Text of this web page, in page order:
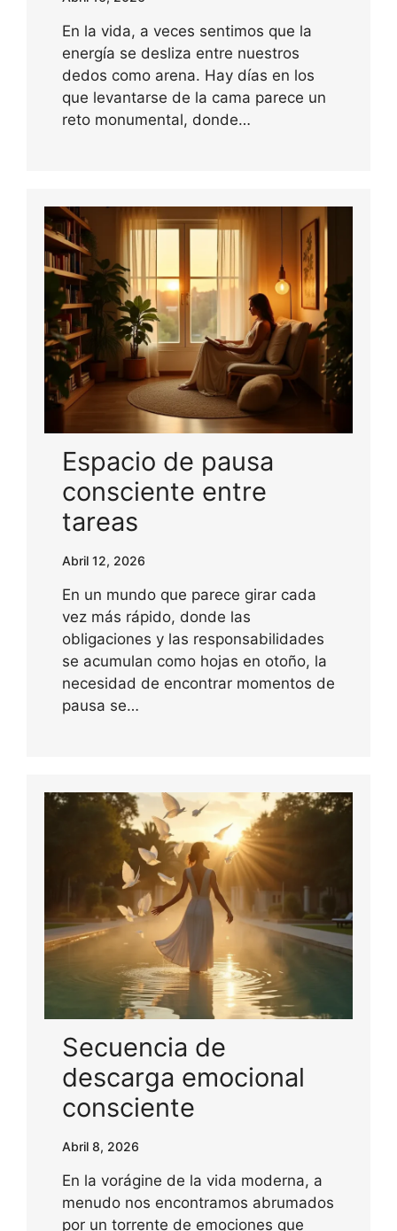
En la vida, a veces sentimos que la
energía se desliza entre nuestros
dedos como arena. Hay días en los
que levantarse de la cama parece un
reto monumental, donde…
Espacio de pausa
consciente entre
tareas
Abril 12, 2026
En un mundo que parece girar cada
vez más rápido, donde las
obligaciones y las responsabilidades
se acumulan como hojas en otoño, la
necesidad de encontrar momentos de
pausa se…
Secuencia de
descarga emocional
consciente
Abril 8, 2026
En la vorágine de la vida moderna, a
menudo nos encontramos abrumados
por un torrente de emociones que